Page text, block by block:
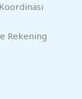
Rekening